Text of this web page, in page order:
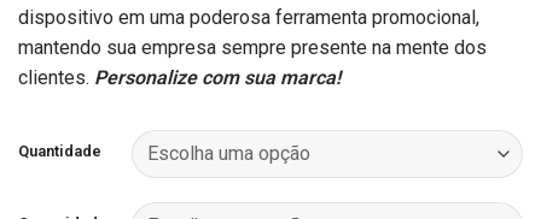
dispositivo em uma poderosa ferramenta promocional,
mantendo sua empresa sempre presente na mente dos
clientes. Personalize com sua marca!
Quantidade